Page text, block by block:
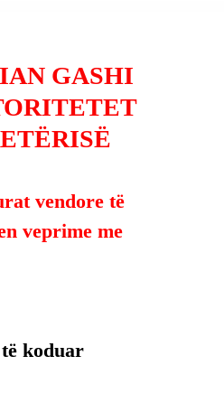
GASHI
vendore të
veprime me
koduar